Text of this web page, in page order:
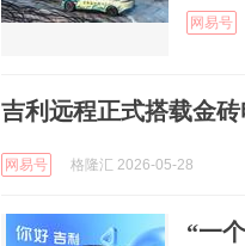
网易号
吉利远程正式搭载金
网易号 格隆汇 2026-05-28
“一